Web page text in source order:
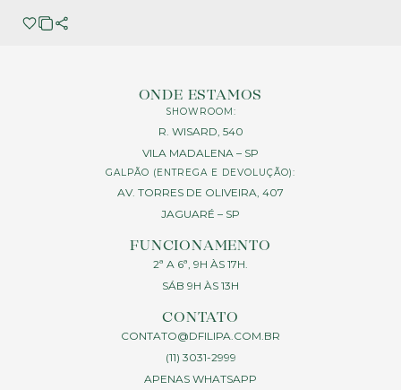
ONDE ESTAMOS
SHOWROOM:
R. WISARD, 540
VILA MADALENA – SP
GALPÃO (ENTREGA E DEVOLUÇÃO):
AV. TORRES DE OLIVEIRA, 407
JAGUARÉ – SP
FUNCIONAMENTO
2ª A 6ª, 9H ÀS 17H.
SÁB 9H ÀS 13H
CONTATO
CONTATO@DFILIPA.COM.BR
(11) 3031-2999
APENAS WHATSAPP